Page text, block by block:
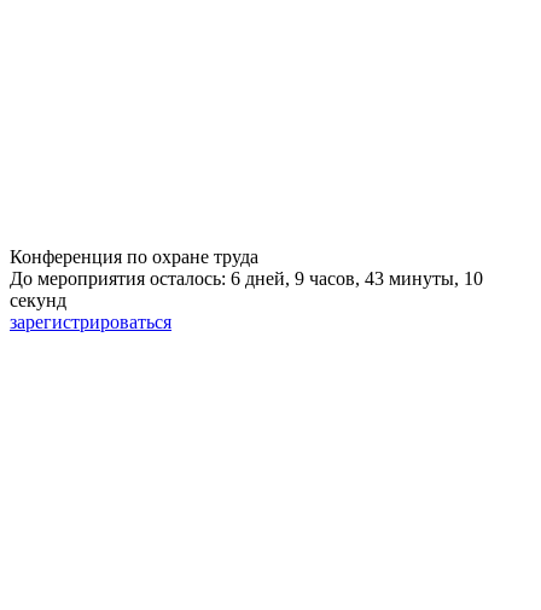
Конференция по охране труда
До мероприятия осталось: 6 дней, 9 часов, 43 минуты, 9
секунд
зарегистрироваться